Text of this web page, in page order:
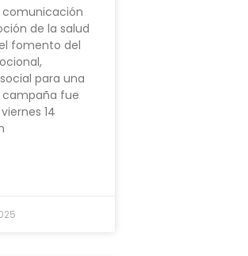
de la salud
fomento del
para una
campaña fue
14